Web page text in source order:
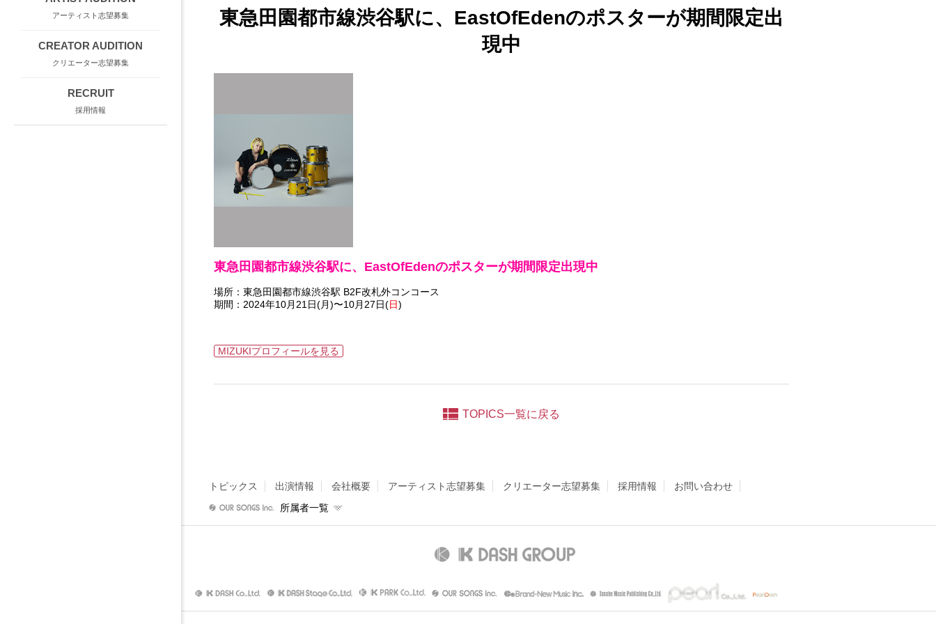
アーティスト志望募集
CREATOR AUDITION
クリエーター志望募集
RECRUIT
採用情報
東急田園都市線渋谷駅に、EastOfEdenのポスターが期間限定出
現中
東急田園都市線渋谷駅に、EastOfEdenのポスターが期間限定出現中
場所：東急田園都市線渋谷駅 B2F改札外コンコース
期間：2024年10月21日(月)〜10月27日(日)
MIZUKIプロフィールを見る
TOPICS一覧に戻る
トピックス 出演情報 会社概要 アーティスト志望募集 クリエーター志望募集 採用情報
お問い合わせ
所属者一覧